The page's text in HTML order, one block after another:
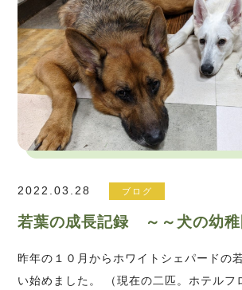
2022.03.28 ブログ
若葉の成長記録 ～～犬の幼稚
昨年の１０月からホワイトシェパードの
い始めました。 （現在の二匹。ホテルフ